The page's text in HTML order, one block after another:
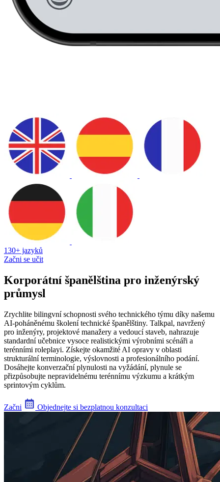
130+ jazyků
Začni se učit
Korporátní španělština pro inženýrský
průmysl
Zrychlite bilingvní schopnosti svého technického týmu díky našemu
AI-poháněnému školení technické španělštiny. Talkpal, navržený
pro inženýry, projektové manažery a vedoucí staveb, nahrazuje
standardní učebnice vysoce realistickými výrobními scénáři a
terénními roleplayi. Získejte okamžité AI opravy v oblasti
strukturální terminologie, výslovnosti a profesionálního podání.
Dosáhejte konverzační plynulosti na vyžádání, plynule se
přizpůsobujte nepravidelnému terénnímu výzkumu a krátkým
sprintovým cyklům.
Začni Objednejte si bezplatnou konzultaci